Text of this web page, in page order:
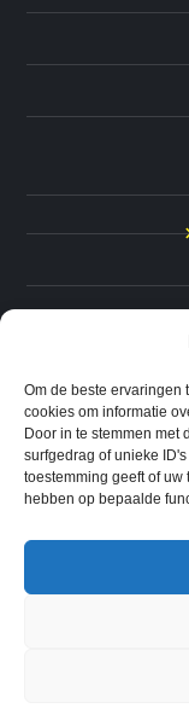
Om de beste
cookies om informatie
Door in te stemmen
surfgedrag of unieke
toestemming geeft of
hebben op bepaalde
Copyright ©
Algemene